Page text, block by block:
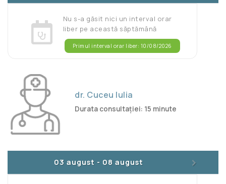
Nu s-a găsit nici un interval orar
liber pe această săptămână
Primul interval orar liber: 10/08/2026
dr. Cuceu Iulia
Durata consultației: 15 minute
03 august - 08 august >